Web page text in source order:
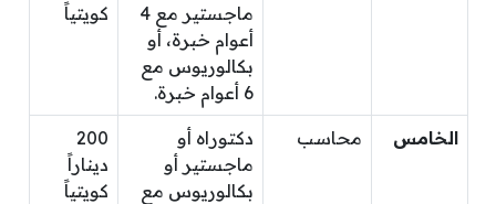
ماجستير مع 4
أعوام خبرة، أو
بكالوريوس مع
6 أعوام خبرة.
كويتياً
الخامس محاسب
دكتوراه أو
ماجستير أو
بكالوريوس مع
200
ديناراً
كويتياً